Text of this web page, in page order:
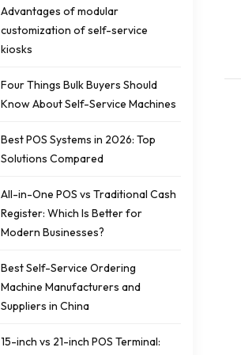
Advantages of modular
customization of self-service
kiosks
Four Things Bulk Buyers Should
Know About Self-Service Machines
Best POS Systems in 2026: Top
Solutions Compared
All-in-One POS vs Traditional Cash
Register: Which Is Better for
Modern Businesses?
Best Self-Service Ordering
Machine Manufacturers and
Suppliers in China
15-inch vs 21-inch POS Terminal: